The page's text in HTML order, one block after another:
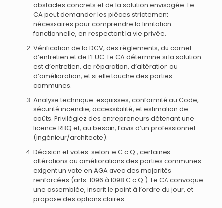
obstacles concrets et de la solution envisagée. Le
CA peut demander les pièces strictement
nécessaires pour comprendre la limitation
fonctionnelle, en respectant la vie privée.
Vérification de la DCV, des règlements, du carnet
d’entretien et de l’EUC. Le CA détermine si la solution
est d’entretien, de réparation, d’altération ou
d’amélioration, et si elle touche des parties
communes.
Analyse technique: esquisses, conformité au Code,
sécurité incendie, accessibilité, et estimation de
coûts. Privilégiez des entrepreneurs détenant une
licence RBQ et, au besoin, l’avis d’un professionnel
(ingénieur/architecte).
Décision et votes: selon le C.c.Q., certaines
altérations ou améliorations des parties communes
exigent un vote en AGA avec des majorités
renforcées (arts. 1096 à 1098 C.c.Q.). Le CA convoque
une assemblée, inscrit le point à l’ordre du jour, et
propose des options claires.